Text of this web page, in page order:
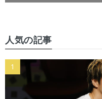
人気の記事